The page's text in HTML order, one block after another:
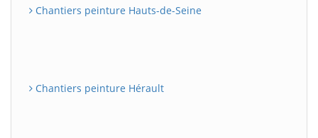
Chantiers peinture Hauts-de-Seine
Chantiers peinture Hérault